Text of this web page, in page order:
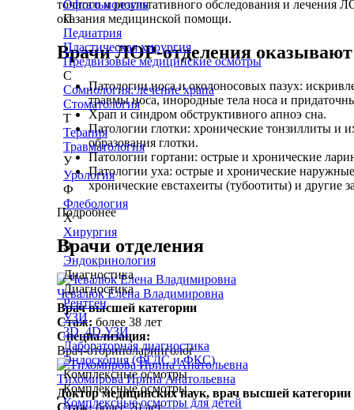
Офтальмология
П
Педиатрия
Пластическая хирургия
Предвизовые медицинские осмотры
С
Сомнология: лечение храпа
Стоматология
Т
Терапия
Травматология
У
Урология
Ф
Флебология
Х
Хирургия
Э
Эндокринология
Диагностика
Диагностика
Рентген
УЗИ
3D, 4D УЗИ
Лабораторная диагностика
Эндоскопия (ФГДС и ФКС)
Комплексные осмотры
Комплексные осмотры
Комплексные осмотры для детей
точного и результативного обследования и лечения
оказания медицинской помощи.
Врачи ЛОР-отделения
Патологии носа и околоносовых пазух:
травмы носа, инородные тела носа и
Храп и синдром обструктивного апноэ сна.
Патологии глотки: хронические тонзиллиты и
образования глотки.
Патологии гортани: острые и хронические
Патологии уха: острые и хронические
хронические евстахеиты (тубоотиты) и другие
Подробнее
Врачи отделения
Чевалюк Елена Владимировна
Врач высшей категории
Стаж: более 38 лет
Специализация:
Врач-оториноларинголог
Тихомирова Ирина Анатольевна
Доктор медицинских наук, врач высшей категории
Стаж:более 20 лет